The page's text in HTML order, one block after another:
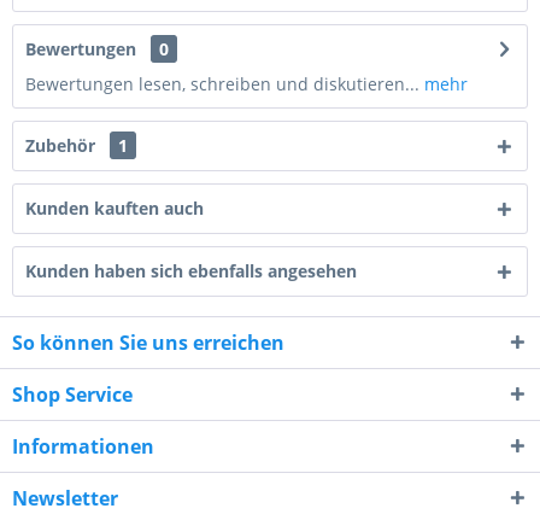
4 + 3 = ?
Ich habe dieDatenschutzerklärunggelesen,
verstanden und stimme zu. *
Bewertungen
0
Bewertungen lesen, schreiben und diskutieren... mehr
Zubehör 1
Kunden kauften auch
Kunden haben sich ebenfalls angesehen
So können Sie uns erreichen
Shop Service
Informationen
Newsletter